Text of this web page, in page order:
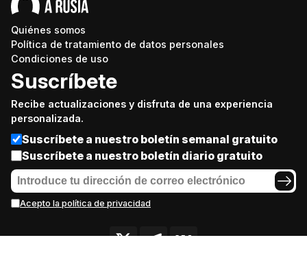
Quiénes somos
Política de tratamiento de datos personales
Condiciones de uso
Suscríbete
Recibe actualizaciones y disfruta de una experiencia
personalizada.
Suscríbete a nuestro boletín semanal gratuito
Suscríbete a nuestro boletín diario gratuito
Acepto la política de privacidad